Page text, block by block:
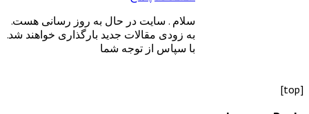
سلام . سایت در حال به روز رسانی هست.
به زودی مقالات جدید بارگذاری خواهند شد.
با سپاس از توجه شما